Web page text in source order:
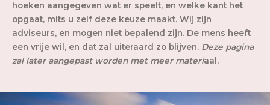
hoeken aangegeven wat er speelt, en welke kant het
opgaat, mits u zelf deze keuze maakt. Wij zijn
adviseurs, en mogen niet bepalend zijn. De mens heeft
een vrije wil, en dat zal uiteraard zo blijven. Deze pagina
zal later aangepast worden met meer materiaal.